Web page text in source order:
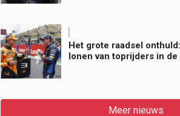
Het grote raadsel
lonen van toprijders in de
Meer nieuws